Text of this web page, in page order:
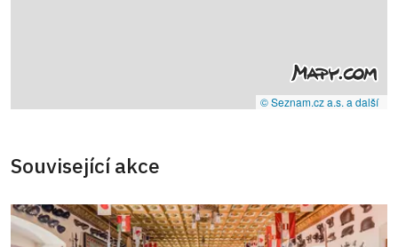
© Seznam.cz a.s. a další
Související akce